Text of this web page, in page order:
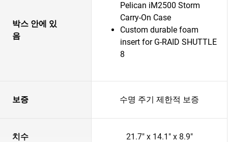
박스 안에 있
음
Pelican iM2500 Storm
Carry-On Case
Custom durable foam
insert for G-RAID SHUTTLE
8
보증 수명 주기 제한적 보증
치수 21.7" x 14.1" x 8.9"